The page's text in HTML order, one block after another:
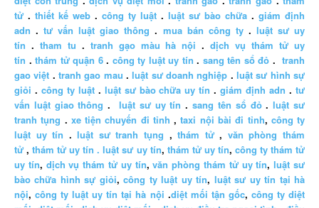
tử . thiết kế web . công ty luật . luật sư bào chữa . giám định
adn .tư vấn luật giao thông . mua bán công ty. luật sư uy
tín . tham tu . tranh gạo màu hà nội .dịch vụ thám tử uy
tín .thám tử quận 6. công ty luật uy tín . sang tên sổ đỏ .tranh
gao việt .tranh gao mau .luật sư doanh nghiệp .luật sư hình sự
giỏi . công ty luật. luật sư bào chữa uy tín .giám định adn .tư
vấn luật giao thông . luật sư uy tín .sang tên sổ đỏ.luật sư
tranh tụng . xe tiện chuyến đi tỉnh ,taxi nội bài đi tỉnh, công ty
luật uy tín .luật sư tranh tụng ,thám tử, văn phòng thám
tử ,thám tử uy tín . luật sư uy tín, thám tử uy tín, công ty thám tử
uy tín, dịch vụ thám tử uy tín,văn phòng thám tử uy tín,luật sư
bào chữa hình sự giỏi,công ty luật uy tín, luật sư uy tín tại hà
nội,công ty luật uy tín tại hà nội .diệt mối tận gốc, công ty diệt